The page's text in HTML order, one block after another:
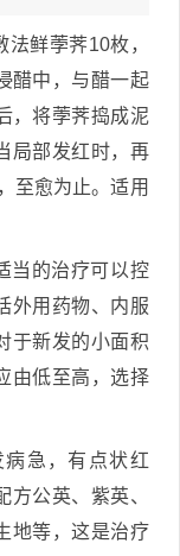
鲜荸荠10枚，
醋中，与醋一起
，将荸荠捣成泥
局部发红时，再
至愈为止。适用
当的治疗可以控
外用药物、内服
于新发的小面积
由低至高，选择
急，有点状红
公英、紫英、
地等，这是治疗